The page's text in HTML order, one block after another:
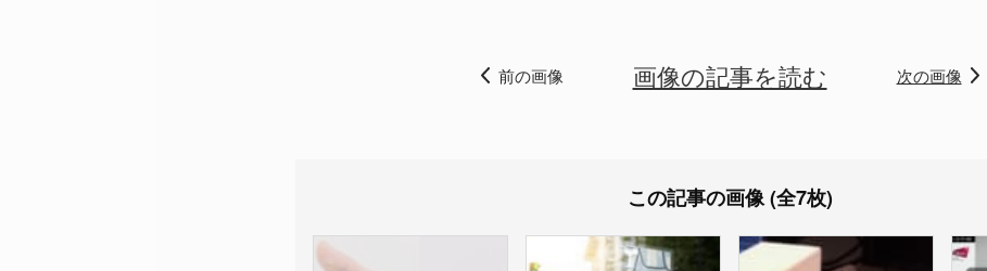
前の画像 画像の記事を読む 次の画像
この記事の画像 (全7枚)